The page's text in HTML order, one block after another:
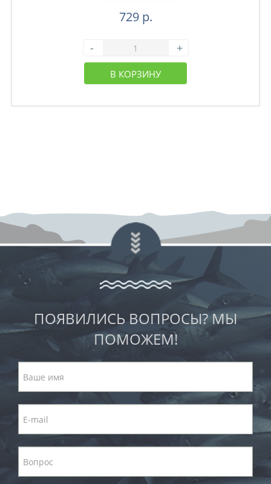
729 р.
- +
В КОРЗИНУ
ПОЯВИЛИСЬ ВОПРОСЫ? МЫ
ПОМОЖЕМ!